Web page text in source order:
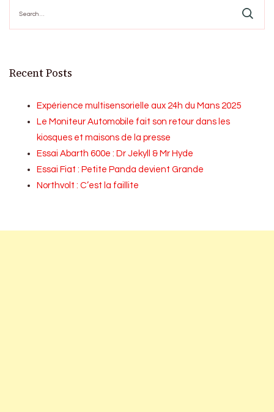
for:
Recent Posts
Expérience multisensorielle aux 24h du Mans 2025
Le Moniteur Automobile fait son retour dans les
kiosques et maisons de la presse
Essai Abarth 600e : Dr Jekyll & Mr Hyde
Essai Fiat : Petite Panda devient Grande
Northvolt : C’est la faillite